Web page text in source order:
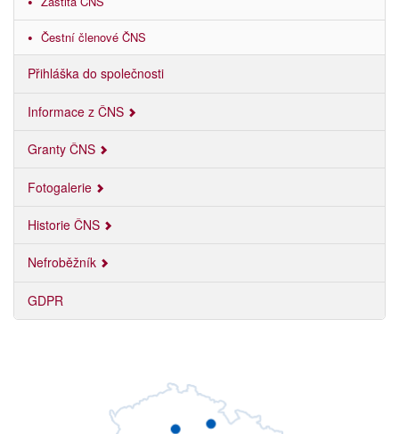
Čestní členové ČNS
Přihláška do společnosti
Informace z ČNS
Granty ČNS
Fotogalerie
Historie ČNS
Nefroběžník
GDPR